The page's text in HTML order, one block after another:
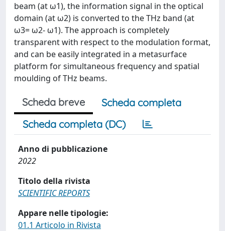
beam (at ω1), the information signal in the optical
domain (at ω2) is converted to the THz band (at
ω3= ω2- ω1). The approach is completely
transparent with respect to the modulation format,
and can be easily integrated in a metasurface
platform for simultaneous frequency and spatial
moulding of THz beams.
Scheda breve
Scheda completa
Scheda completa (DC)
Anno di pubblicazione
2022
Titolo della rivista
SCIENTIFIC REPORTS
Appare nelle tipologie:
01.1 Articolo in Rivista